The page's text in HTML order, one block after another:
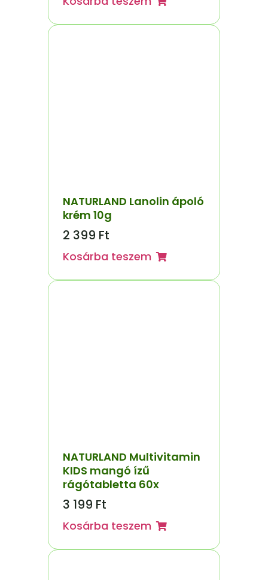
NATURLAND Lanolin ápoló
krém 10g
2 399 Ft
Kosárba teszem
NATURLAND Multivitamin
KIDS mangó ízű
rágótabletta 60x
3 199 Ft
Kosárba teszem